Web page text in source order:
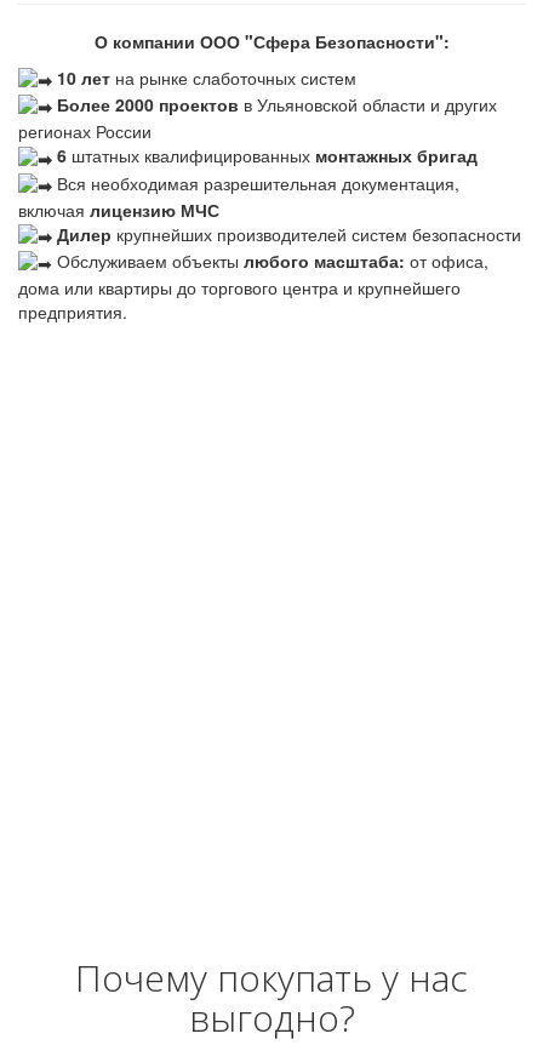
О компании ООО "Сфера Безопасности":
10 лет на рынке слаботочных систем
Более 2000 проектов в Ульяновской области и других
регионах России
6 штатных квалифицированных монтажных бригад
Вся необходимая разрешительная документация,
включая лицензию МЧС
Дилер крупнейших производителей систем безопасности
Обслуживаем объекты любого масштаба: от офиса,
дома или квартиры до торгового центра и крупнейшего
предприятия.
Почему покупать у нас
выгодно?